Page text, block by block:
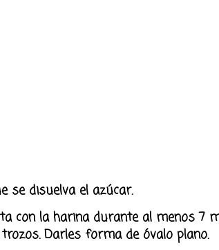
se disuelva el azúcar.
con la harina durante al menos 7
Darles forma de óvalo plano.